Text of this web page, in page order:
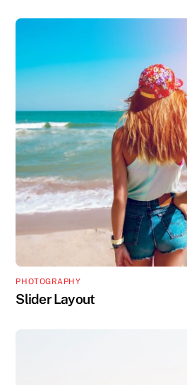
PHOTOGRAPHY
Slider Layout